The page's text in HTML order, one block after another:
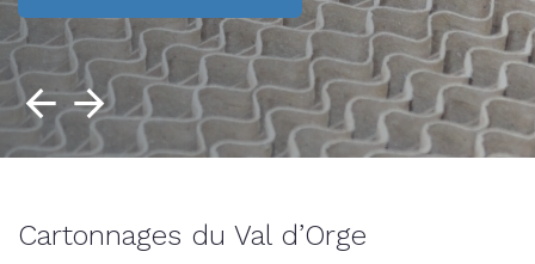
Cartonnages du Val d’Orge